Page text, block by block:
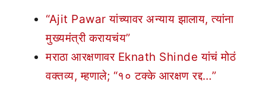
“Ajit Pawar यांच्यावर अन्याय झालाय, त्यांना
मुख्यमंत्री करायचंय”
मराठा आरक्षणावर Eknath Shinde यांचं मोठं
वक्तव्य, म्हणाले; “१० टक्के आरक्षण रद्द…”